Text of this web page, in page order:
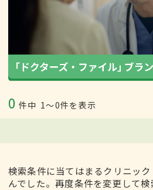
0 件中 1〜0件を表示
検索条件に当てはまるクリニッ
んでした。再度条件を変更して検